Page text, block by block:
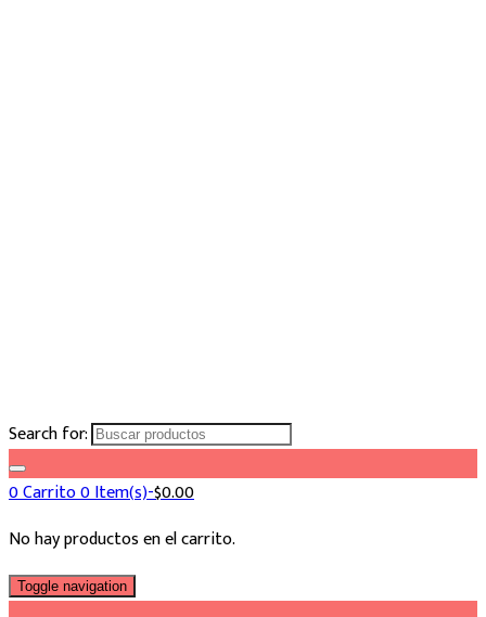
Search for:
0Carrito0 Item(s)-$0.00
No hay productos en el carrito.
Toggle navigation